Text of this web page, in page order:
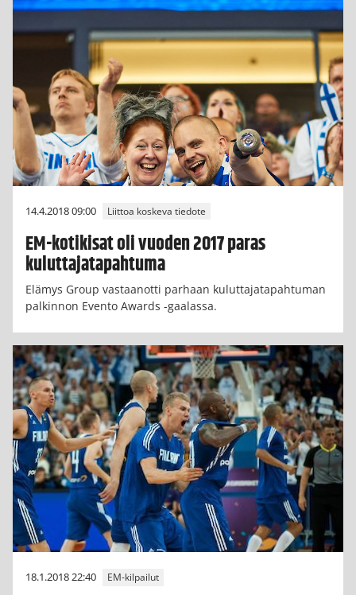
14.4.2018 09:00 Liittoa koskeva tiedote
EM-kotikisat oli vuoden 2017 paras
kuluttajatapahtuma
Elämys Group vastaanotti parhaan kuluttajatapahtuman
palkinnon Evento Awards -gaalassa.
18.1.2018 22:40 EM-kilpailut